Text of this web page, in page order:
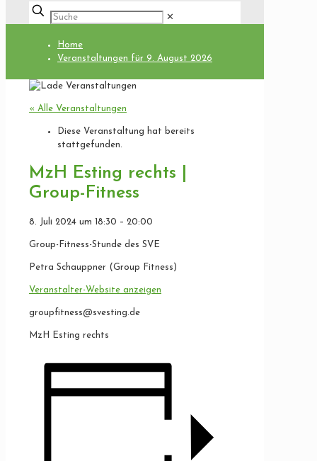
✕
Home
Veranstaltungen für 9. August 2026
« Alle Veranstaltungen
Diese Veranstaltung hat bereits
stattgefunden.
MzH Esting rechts |
Group-Fitness
8. Juli 2024 um 18:30 – 20:00
Group-Fitness-Stunde des SVE
Petra Schauppner (Group Fitness)
Veranstalter-Website anzeigen
groupfitness@svesting.de
MzH Esting rechts